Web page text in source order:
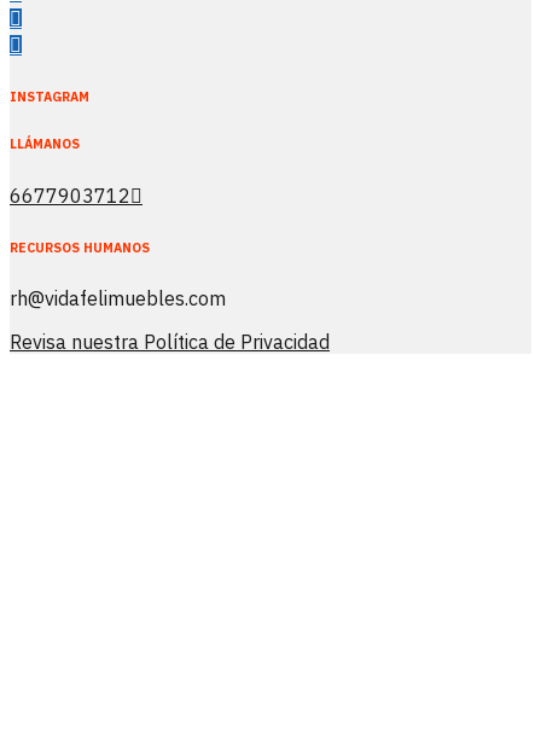
INSTAGRAM
LLÁMANOS
6677903712
RECURSOS HUMANOS
rh@vidafelimuebles.com
Revisa nuestra Política de Privacidad